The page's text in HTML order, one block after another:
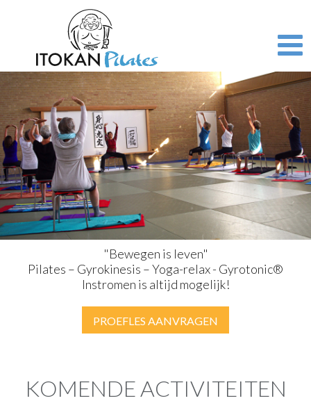
inhoud
gaan
"Bewegen is leven"
Pilates – Gyrokinesis – Yoga-relax - Gyrotonic®
Instromen is altijd mogelijk!
PROEFLES AANVRAGEN
KOMENDE ACTIVITEITEN